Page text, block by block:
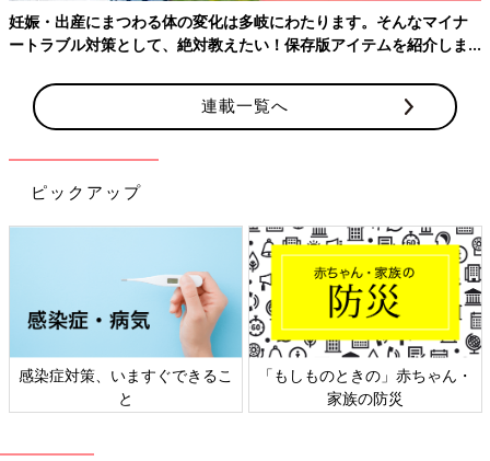
受診のたびに娘に負担をかけさせていると思うと、それも辛く
て…｣（純子さん）
初めての子育てで不安が多い中、純子さんは、麻夢さんの視覚障
害をどう捉え、受け入れていったのでしょう。
｢初めは、落ち込んで絶望的な気持ちになって、次は現状を否定
して“何とかして治すんだ”という思いが湧き出てくる。何かでき
ることはないのか、自分の中にある苦しみをなんとかしようと、
もがいてもがいて…という感じです。
そのうち、もがいても現実は変えられないという諦めのような心
境になって。“現実を受け入れなくちゃ”と自分に言い聞かせ、こ
の先にある未来に何か希望を見つけようとしていくんです。
この気持ちの変化は、私自身の感情をコントロールするためのも
ので、不思議と娘に対して“何とかしなくちゃ”というような思い
妊娠・出産にまつわる体の変化は多岐にわたります。そんなマイナ
ートラブル対策として、絶対教えたい！保存版アイテムを紹介しま
連載一覧へ
ピックアップ
感染症対策、いますぐできるこ
と
「もしものときの」赤ちゃん・
家族の防災